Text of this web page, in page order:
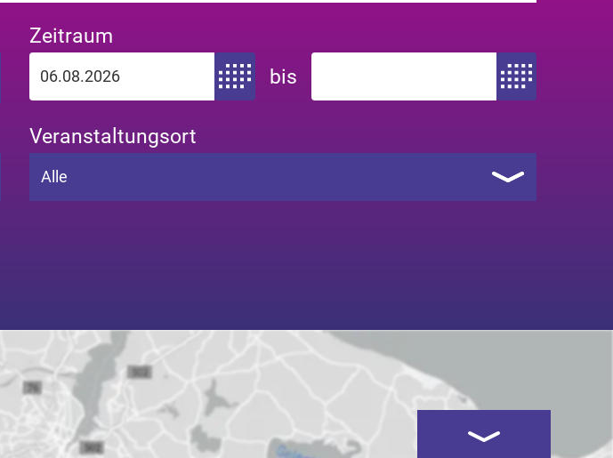
Zeitraum
Zeitraum von
bis Zeitraum bis
Veranstaltungsort
Alle
Kartenansicht öffnen